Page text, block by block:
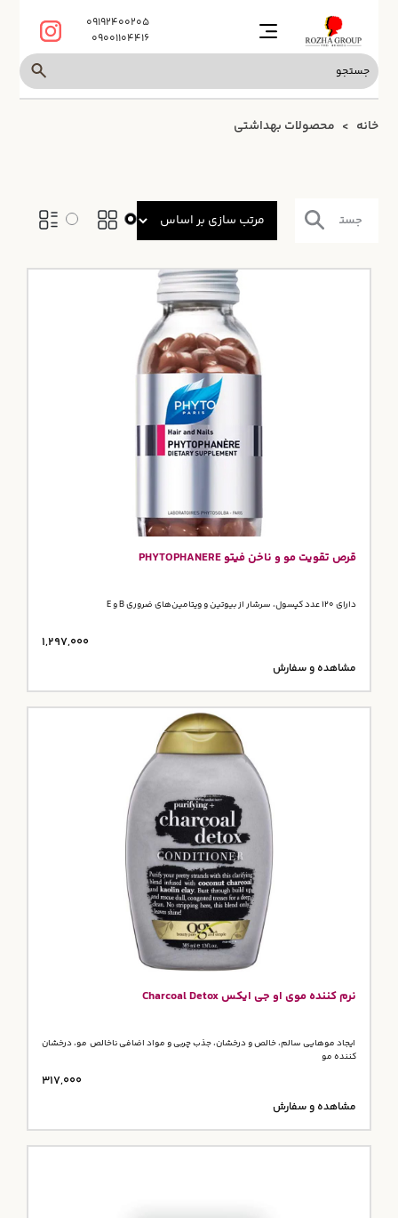
09192400205
09001104416
خانه محصولات بهداشتی
قرص تقویت مو و ناخن فیتو PHYTOPHANERE
دارای 120 عدد کپسول، سرشار از بیوتین و ویتامین‌های ضروری B و E
1,297,000
مشاهده و سفارش
نرم کننده موی او جی ایکس Charcoal Detox
ایجاد موهایی سالم، خالص و درخشان، جذب چربی و مواد اضافی ناخالص مو، درخشان
کننده مو
317,000
مشاهده و سفارش